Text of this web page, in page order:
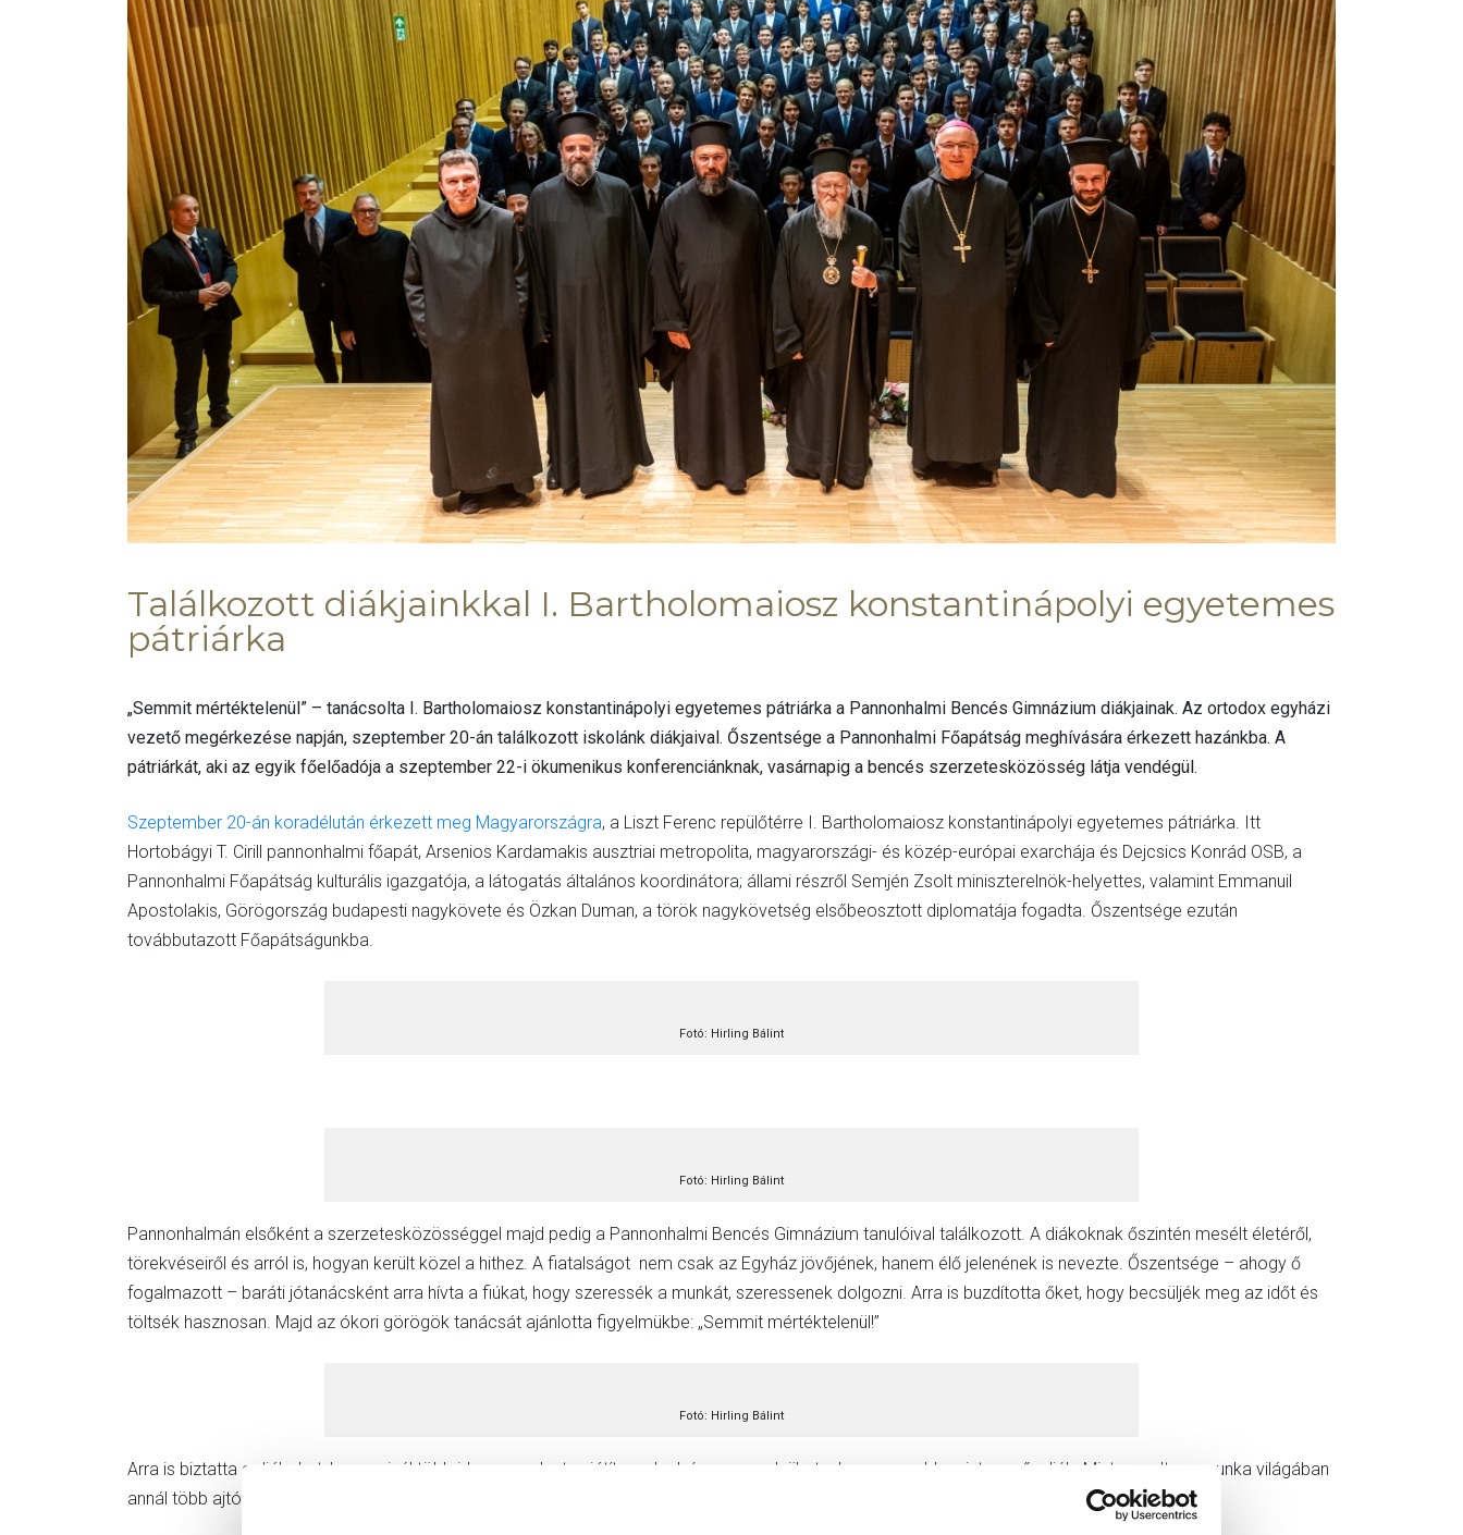
Találkozott diákjainkkal I. Bartholomaiosz konstantinápolyi egyetemes
pátriárka
„Semmit mértéktelenül” – tanácsolta I. Bartholomaiosz konstantinápolyi egyetemes pátriárka a Pannonhalmi Bencés Gimnázium diákjainak. Az ortodox egyházi
vezető megérkezése napján, szeptember 20-án találkozott iskolánk diákjaival. Őszentsége a Pannonhalmi Főapátság meghívására érkezett hazánkba. A
pátriárkát, aki az egyik főelőadója a szeptember 22-i ökumenikus konferenciánknak, vasárnapig a bencés szerzetesközösség látja vendégül.
Szeptember 20-án koradélután érkezett meg Magyarországra, a Liszt Ferenc repülőtérre I. Bartholomaiosz konstantinápolyi egyetemes pátriárka. Itt
Hortobágyi T. Cirill pannonhalmi főapát, Arsenios Kardamakis ausztriai metropolita, magyarországi- és közép-európai exarchája és Dejcsics Konrád OSB, a
Pannonhalmi Főapátság kulturális igazgatója, a látogatás általános koordinátora; állami részről Semjén Zsolt miniszterelnök-helyettes, valamint Emmanuil
Apostolakis, Görögország budapesti nagykövete és Özkan Duman, a török nagykövetség elsőbeosztott diplomatája fogadta. Őszentsége ezután
továbbutazott Főapátságunkba.
Fotó: Hirling Bálint
Fotó: Hirling Bálint
Pannonhalmán elsőként a szerzetesközösséggel majd pedig a Pannonhalmi Bencés Gimnázium tanulóival találkozott. A diákoknak őszintén mesélt életéről,
törekvéseiről és arról is, hogyan került közel a hithez. A fiatalságot nem csak az Egyház jövőjének, hanem élő jelenének is nevezte. Őszentsége – ahogy ő
fogalmazott – baráti jótanácsként arra hívta a fiúkat, hogy szeressék a munkát, szeressenek dolgozni. Arra is buzdította őket, hogy becsüljék meg az időt és
töltsék hasznosan. Majd az ókori görögök tanácsát ajánlotta figyelmükbe: „Semmit mértéktelenül!”
Fotó: Hirling Bálint
Arra is biztatta a diákokat, hogy minél több idegen nyelvet sajátítsanak el, és anyanyelvüket a legmagasabb szinten műveljék. Mint mondta, a munka világában
annál több ajtó nyílik majd meg számukra, minél több nyelven beszélnek.